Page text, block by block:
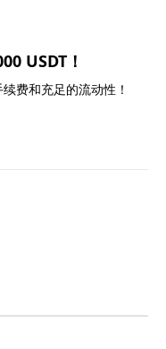
USDT！
费和充足的流动性！